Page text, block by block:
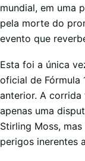
mundial, em uma
pela morte do
evento que
Esta foi a única
oficial de Fórmula
anterior. A corrida
apenas uma
Stirling Moss,
perigos inerentes